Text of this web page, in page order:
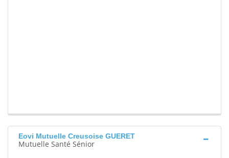
Eovi Mutuelle Creusoise GUERET
Mutuelle Santé Sénior